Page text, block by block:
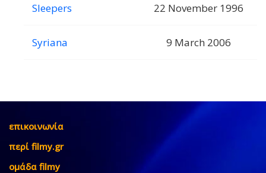
Sleepers 22 November 1996
Syriana 9 March 2006
επικοινωνία
περί filmy.gr
ομάδα filmy